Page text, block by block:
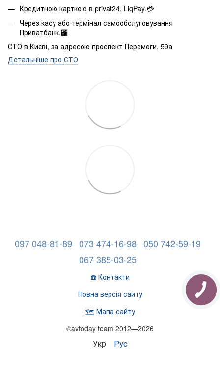
Кредитною карткою в privat24, LiqPay.💳
Через касу або термінал самообслуговування
Приватбанк.🏧
СТО в Києві, за адресою проспект Перемоги, 59а
Детальніше про СТО
097 048-81-89 073 474-16-98 050 742-59-19
067 385-03-25
☎️ Контакти
Повна версія сайту
🗺️ Мапа сайту
©avtoday team 2012—2026
Укр Рус